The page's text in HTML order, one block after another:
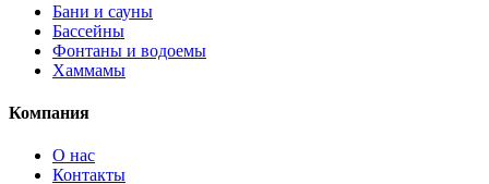
Бани и сауны
Бассейны
Фонтаны и водоемы
Хаммамы
Компания
О нас
Контакты